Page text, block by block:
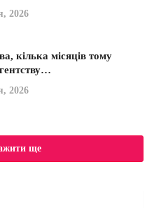
2026
кілька місяців тому
2026
ще